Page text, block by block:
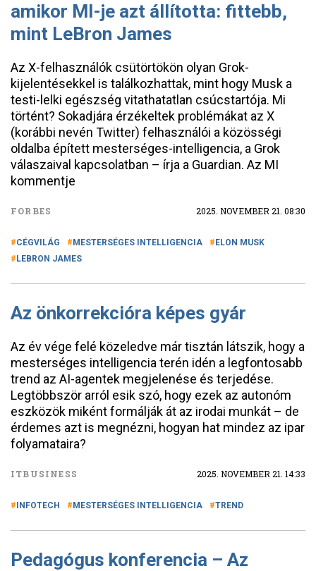
amikor MI-je azt állította: fittebb,
mint LeBron James
Az X-felhasználók csütörtökön olyan Grok-
kijelentésekkel is találkozhattak, mint hogy Musk a
testi-lelki egészség vitathatatlan csúcstartója. Mi
történt? Sokadjára érzékeltek problémákat az X
(korábbi nevén Twitter) felhasználói a közösségi
oldalba épített mesterséges-intelligencia, a Grok
válaszaival kapcsolatban – írja a Guardian. Az MI
kommentje
FORBES 2025. NOVEMBER 21. 08:30
CÉGVILÁG MESTERSÉGES INTELLIGENCIA
ELON MUSK
LEBRON JAMES
Az önkorrekcióra képes gyár
Az év vége felé közeledve már tisztán látszik, hogy a
mesterséges intelligencia terén idén a legfontosabb
trend az AI-agentek megjelenése és terjedése.
Legtöbbször arról esik szó, hogy ezek az autonóm
eszközök miként formálják át az irodai munkát – de
érdemes azt is megnézni, hogyan hat mindez az ipar
folyamataira?
ITBUSINESS 2025. NOVEMBER 21. 14:33
INFOTECH MESTERSÉGES INTELLIGENCIA TREND
Pedagógus konferencia – Az